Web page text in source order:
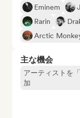
Eminem
Rarin
Arctic
主な機会
アーティストを
加